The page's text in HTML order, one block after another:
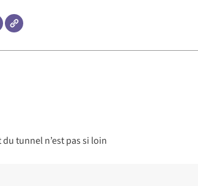
tunnel n’est pas si loin